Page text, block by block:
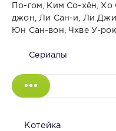
По-гом, Ким Со-хён, Хо
джон, Ли Сан-и, Ли
Юн Сан-вон, Чхве У-
Сериалы
Котейка